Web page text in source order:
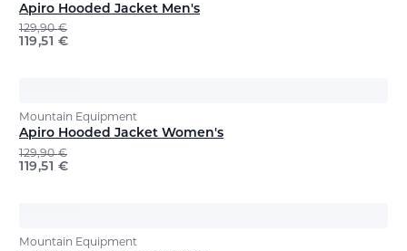
Apiro Hooded Jacket Men's
129,90€
119,51 €
Mountain Equipment
Apiro Hooded Jacket Women's
129,90€
119,51 €
Mountain Equipment